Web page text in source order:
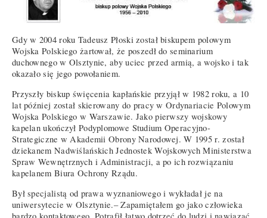
Gdy w 2004 roku Tadeusz Płoski został biskupem polowym
Wojska Polskiego żartował, że poszedł do seminarium
duchownego w Olsztynie, aby uciec przed armią, a wojsko i tak
okazało się jego powołaniem.
Przyszły biskup święcenia kapłańskie przyjął w 1982 roku, a 10
lat później został skierowany do pracy w Ordynariacie Polowym
Wojska Polskiego w Warszawie. Jako pierwszy wojskowy
kapelan ukończył Podyplomowe Studium Operacyjno-
Strategiczne w Akademii Obrony Narodowej. W 1995 r. został
dziekanem Nadwiślańskich Jednostek Wojskowych Ministerstwa
Spraw Wewnętrznych i Administracji, a po ich rozwiązaniu
kapelanem Biura Ochrony Rządu.
Był specjalistą od prawa wyznaniowego i wykładał je na
uniwersytecie w Olsztynie.– Zapamiętałem go jako człowieka